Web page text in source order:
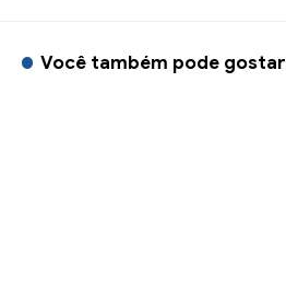
Você também pode gostar